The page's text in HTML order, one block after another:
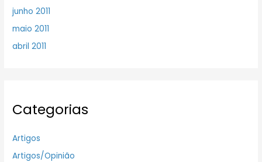
junho 2011
maio 2011
abril 2011
Categorias
Artigos
Artigos/Opinião